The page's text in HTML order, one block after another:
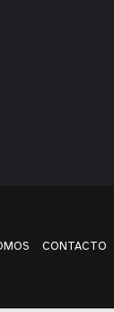
CONTACTO